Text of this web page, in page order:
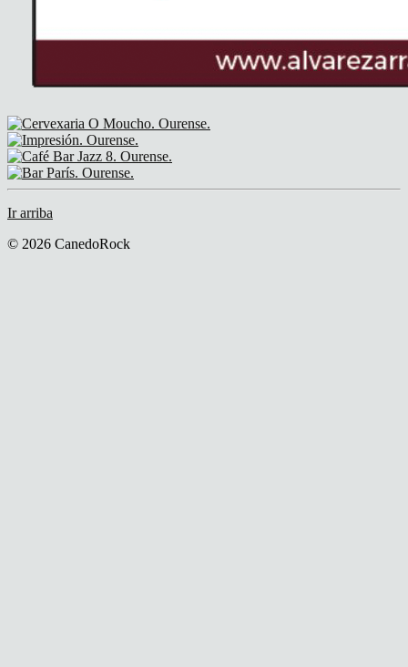
Ir arriba
© 2026 CanedoRock